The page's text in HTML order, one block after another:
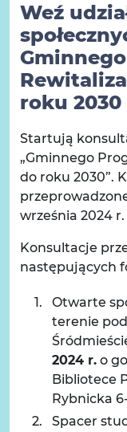
Weź
roku 2030
Startują
„Gminnego
do roku 2030”.
września 2024 r.
Konsultacje
następujących
Otwarte
terenie
2024 r.o
Bibliotece
Rybnicka
Spacer